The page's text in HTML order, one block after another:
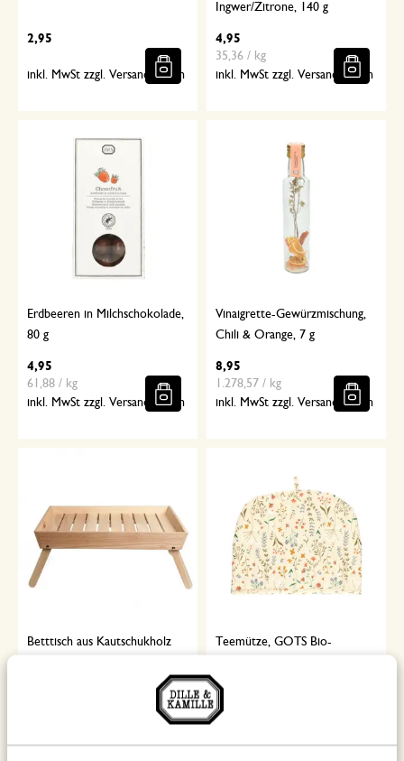
2,95
inkl. MwSt zzgl. Versandkosten
Ingwer/Zitrone, 140 g
4,95
35,36 / kg
inkl. MwSt zzgl. Versandkosten
Erdbeeren in Milchschokolade,
80 g
4,95
61,88 / kg
inkl. MwSt zzgl. Versandkosten
Vinaigrette-Gewürzmischung,
Chili & Orange, 7 g
8,95
1.278,57 / kg
inkl. MwSt zzgl. Versandkosten
Betttisch aus Kautschukholz
Teemütze, GOTS Bio-
12,95